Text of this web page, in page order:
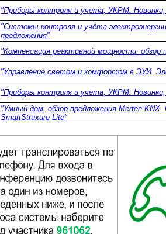
"Приборы контроля и учёта, УКРМ. Новинки,
"Системы контроля и учёта
предложения"
"Компенсация реактивной мощности: обзор
"Управление светом и комфортом в ЭУИ.
"Приборы контроля и учёта, УКРМ. Новинки,
"Умный дом, обзор предложения Merten
SmartStruxure Lite"